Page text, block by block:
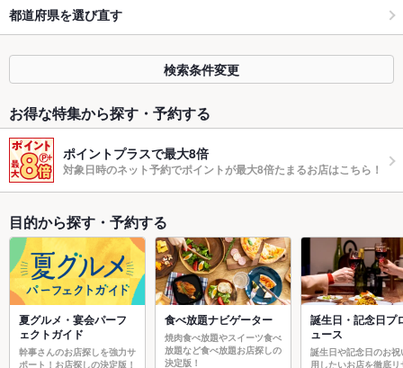
都道府県を選び直す
検索条件変更
お得な特集から探す・予約する
ポイントプラスで最大8倍
対象日時のネット予約でポイントが最大8倍たまるお店はこちら！
目的から探す・予約する
夏グルメ・宴会パーフ
ェクトガイド
幹事さんのお店探しを強力サ
ポート！お店探しの決定版！
食べ放題ナビゲーター
焼肉食べ放題やスイーツ食べ
放題など食べ放題お店探しの
決定版！
誕生日・記念日プ
ュース
誕生日や記念日のお祝
用したいお店を徹底リ